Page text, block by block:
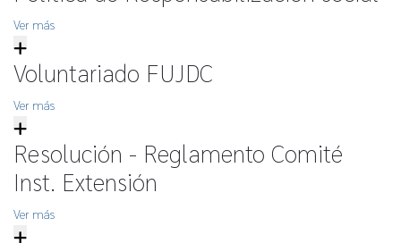
Ver más
Voluntariado FUJDC
Ver más
Resolución - Reglamento Comité
Inst. Extensión
Ver más